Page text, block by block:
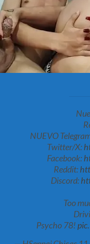
NUEVO
Twitter/X:
Facebook:
Reddit:
Discord:
Too
Psycho 78!